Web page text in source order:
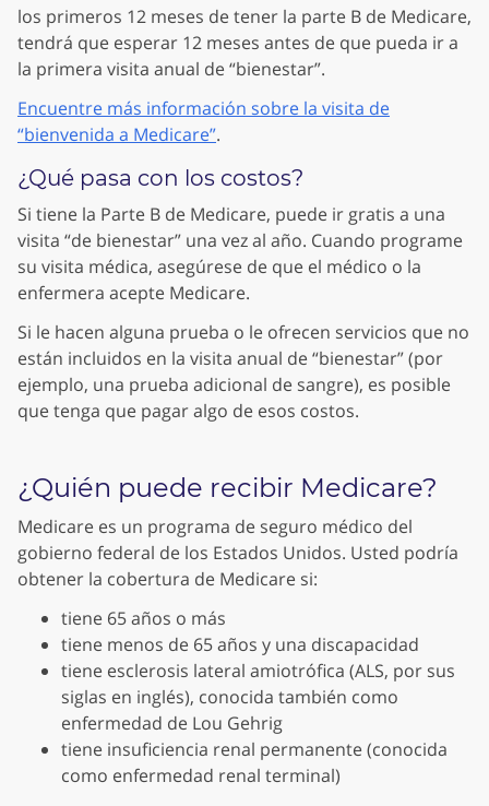
los primeros 12 meses de tener la parte B de Medicare,
tendrá que esperar 12 meses antes de que pueda ir a
la primera visita anual de “bienestar”.
Encuentre más información sobre la visita de
“bienvenida a Medicare”.
¿Qué pasa con los costos?
Si tiene la Parte B de Medicare, puede ir gratis a una
visita “de bienestar” una vez al año. Cuando programe
su visita médica, asegúrese de que el médico o la
enfermera acepte Medicare.
Si le hacen alguna prueba o le ofrecen servicios que no
están incluidos en la visita anual de “bienestar” (por
ejemplo, una prueba adicional de sangre), es posible
que tenga que pagar algo de esos costos.
¿Quién puede recibir Medicare?
Medicare es un programa de seguro médico del
gobierno federal de los Estados Unidos. Usted podría
obtener la cobertura de Medicare si:
tiene 65 años o más
tiene menos de 65 años y una discapacidad
tiene esclerosis lateral amiotrófica (ALS, por sus
siglas en inglés), conocida también como
enfermedad de Lou Gehrig
tiene insuficiencia renal permanente (conocida
como enfermedad renal terminal)